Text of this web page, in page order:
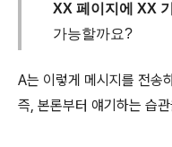
XX 페이지에 XX
가능할까요?
A는 이렇게 메시지를 전송
즉, 본론부터 얘기하는 습